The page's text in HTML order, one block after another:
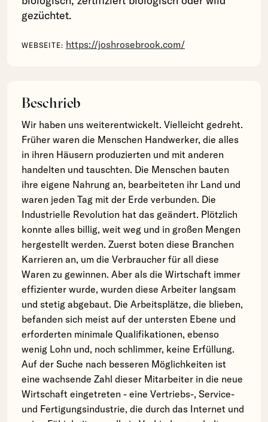
gezüchtet.
WEBSEITE: https://joshrosebrook.com/
Beschrieb
Wir haben uns weiterentwickelt. Vielleicht gedreht.
Früher waren die Menschen Handwerker, die alles
in ihren Häusern produzierten und mit anderen
handelten und tauschten. Die Menschen bauten
ihre eigene Nahrung an, bearbeiteten ihr Land und
waren jeden Tag mit der Erde verbunden. Die
Industrielle Revolution hat das geändert. Plötzlich
konnte alles billig, weit weg und in großen Mengen
hergestellt werden. Zuerst boten diese Branchen
Karrieren an, um die Verbraucher für all diese
Waren zu gewinnen. Aber als die Wirtschaft immer
effizienter wurde, wurden diese Arbeiter langsam
und stetig abgebaut. Die Arbeitsplätze, die blieben,
befanden sich meist auf der untersten Ebene und
erforderten minimale Qualifikationen, ebenso
wenig Lohn und, noch schlimmer, keine Erfüllung.
Auf der Suche nach besseren Möglichkeiten ist
eine wachsende Zahl dieser Mitarbeiter in die neue
Wirtschaft eingetreten - eine Vertriebs-, Service-
und Fertigungsindustrie, die durch das Internet und